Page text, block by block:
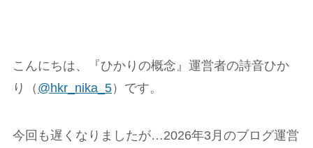
こんにちは、『ひかりの概念』運営者の詩音ひか
り（ @hkr_nika_5）です。
今回も遅くなりましたが…2026年3月のブログ運営